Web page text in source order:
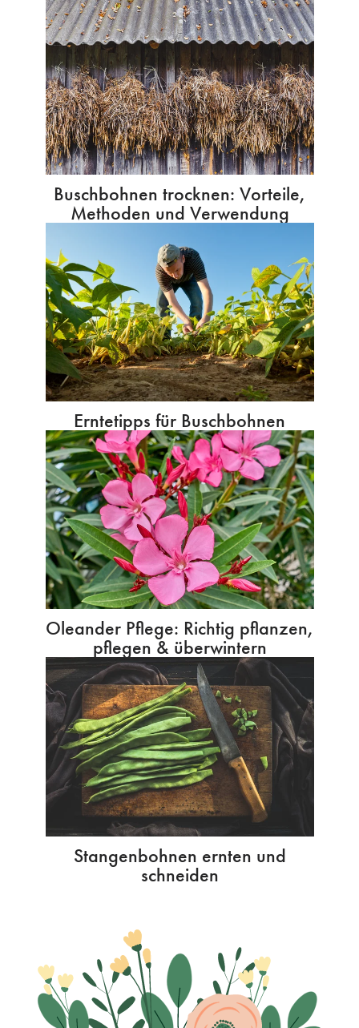
Buschbohnen trocknen: Vorteile,
Methoden und Verwendung
Erntetipps für Buschbohnen
Oleander Pflege: Richtig pflanzen,
pflegen & überwintern
Stangenbohnen ernten und
schneiden